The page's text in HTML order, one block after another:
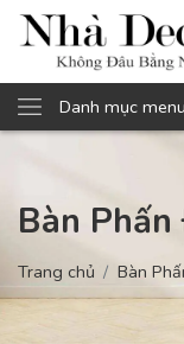
Danh mục menu
Bàn
Trang chủ Bàn